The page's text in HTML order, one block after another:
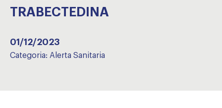
TRABECTEDINA
01/12/2023
Categoria: Alerta Sanitaria